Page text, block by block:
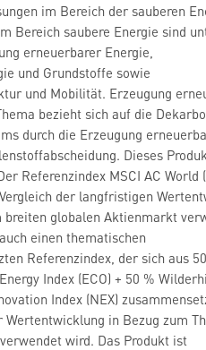
im Bereich der sauberen
Bereich saubere Energie sind
erneuerbarer Energie,
und Grundstoffe sowie
und Mobilität. Erzeugung
bezieht sich auf die
durch die Erzeugung
Dieses
Referenzindex MSCI AC World
der langfristigen
breiten globalen Aktienmarkt
einen thematischen
Referenzindex, der sich aus
Index (ECO) + 50 %
Index (NEX)
Wertentwicklung in Bezug zum
wird. Das Produkt ist